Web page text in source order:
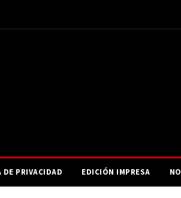
PRIVACIDAD EDICIÓN IMPRESA